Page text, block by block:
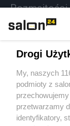
Rozmaitości
Sport
Kultura
Drogi
My, naszych
podmioty z
przetwarzamy
identyfikatory,